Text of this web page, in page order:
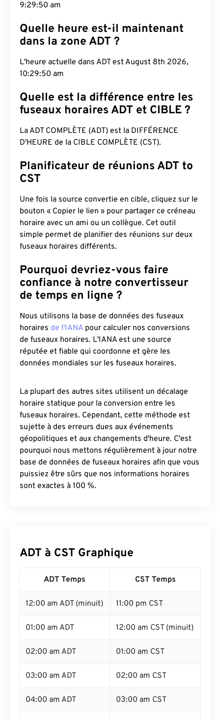
9:29:51 am
Quelle heure est-il maintenant
dans la zone ADT ?
L'heure actuelle dans ADT est August 8th 2026,
10:29:51 am
Quelle est la différence entre les
fuseaux horaires ADT et CIBLE ?
La ADT COMPLÈTE (ADT) est la DIFFÉRENCE
D'HEURE de la CIBLE COMPLÈTE (CST).
Planificateur de réunions ADT to
CST
Une fois la source convertie en cible, cliquez sur le
bouton « Copier le lien » pour partager ce créneau
horaire avec un ami ou un collègue. Cet outil
simple permet de planifier des réunions sur deux
fuseaux horaires différents.
Pourquoi devriez-vous faire
confiance à notre convertisseur
de temps en ligne ?
Nous utilisons la base de données des fuseaux
horaires de l'IANA pour calculer nos conversions
de fuseaux horaires. L'IANA est une source
réputée et fiable qui coordonne et gère les
données mondiales sur les fuseaux horaires.
La plupart des autres sites utilisent un décalage
horaire statique pour la conversion entre les
fuseaux horaires. Cependant, cette méthode est
sujette à des erreurs dues aux événements
géopolitiques et aux changements d'heure. C'est
pourquoi nous mettons régulièrement à jour notre
base de données de fuseaux horaires afin que vous
puissiez être sûrs que nos informations horaires
sont exactes à 100 %.
ADT à CST Graphique
ADT Temps CST Temps
12:00 am ADT (minuit) 11:00 pm CST
01:00 am ADT 12:00 am CST (minuit)
02:00 am ADT 01:00 am CST
03:00 am ADT 02:00 am CST
04:00 am ADT 03:00 am CST